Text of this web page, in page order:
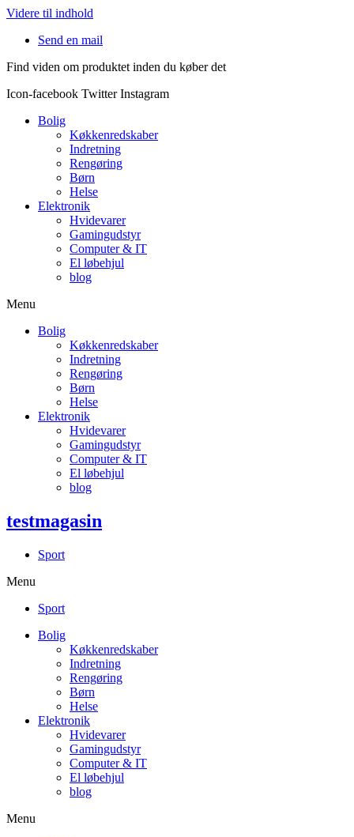
Videre til indhold
Send en mail
Find viden om produktet inden du køber det
Icon-facebook Twitter Instagram
Bolig
Køkkenredskaber
Indretning
Rengøring
Børn
Helse
Elektronik
Hvidevarer
Gamingudstyr
Computer & IT
El løbehjul
blog
Menu
Bolig
Køkkenredskaber
Indretning
Rengøring
Børn
Helse
Elektronik
Hvidevarer
Gamingudstyr
Computer & IT
El løbehjul
blog
testmagasin
Sport
Menu
Sport
Bolig
Køkkenredskaber
Indretning
Rengøring
Børn
Helse
Elektronik
Hvidevarer
Gamingudstyr
Computer & IT
El løbehjul
blog
Menu